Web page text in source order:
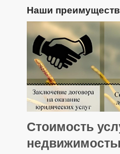
Наши
Стоимость